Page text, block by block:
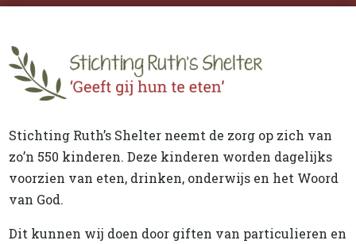
Stichting Ruth’s Shelter neemt de zorg op zich van
zo’n 550 kinderen. Deze kinderen worden dagelijks
voorzien van eten, drinken, onderwijs en het Woord
van God.
Dit kunnen wij doen door giften van particulieren en